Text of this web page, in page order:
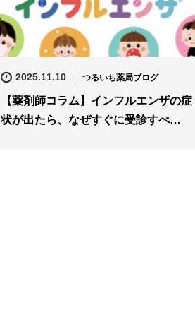
2025.11.10 つるいち薬局ブログ
【薬剤師コラム】インフルエンザの症
状が出たら、なぜすぐに受診すべ…